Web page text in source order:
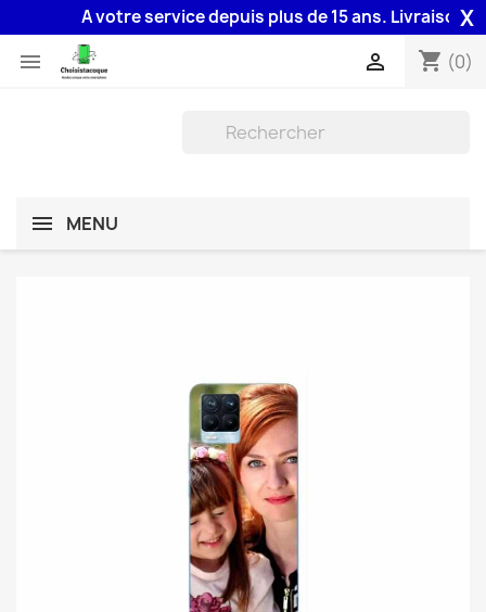
A votre service depuis plus de 15 ans. Livraison X
 shopping_cart (0)

MENU